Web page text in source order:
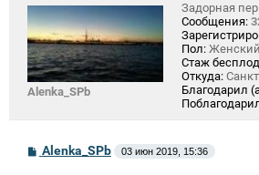
Alenka_SPb
Задорная
Сообщения:
Пол: Женский
Стаж
Откуда:
Благодарил
С
Alenka_SPb 03 июн 2019, 15:36